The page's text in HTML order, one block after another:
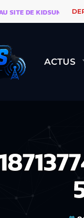
DE KIDSUNE
ACTUS